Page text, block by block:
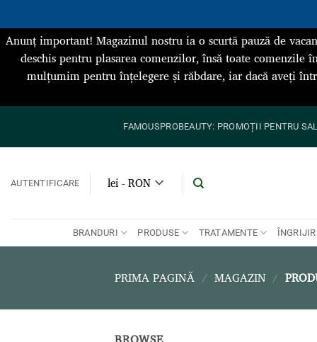
Anunț important! Magazinul nostru ia o scurtă pauză de
deschis pentru plasarea comenzilor, însă toate
mulțumim pentru înțelegere și răbdare, iar dacă aveți
content
FAMOUSPROBEAUTY: PROMOȚII PENTRU
AUTENTIFICARE lei - RON
BRANDURI PRODUSE TRATAMENTE
PRIMA PAGINĂ / MAGAZIN /